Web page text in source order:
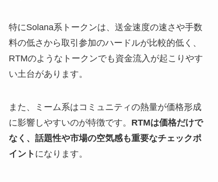
特にSolana系トークンは、送金速度の速さや手数
料の低さから取引参加のハードルが比較的低く、
RTMのようなトークンでも資金流入が起こりやす
い土台があります。
また、ミーム系はコミュニティの熱量が価格形成
に影響しやすいのが特徴です。 RTMは価格だけで
なく、話題性や市場の空気感も重要なチェックポ
イント になります。